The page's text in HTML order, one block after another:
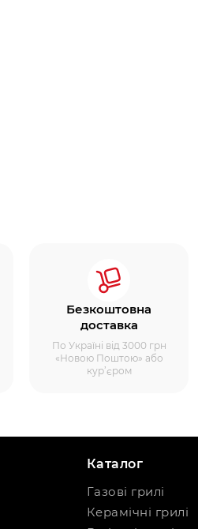
Безкоштовна
доставка
По Україні від 3000 грн
«Новою Поштою» або
кур’єром
Каталог
Газові грилі
Керамічні грилі